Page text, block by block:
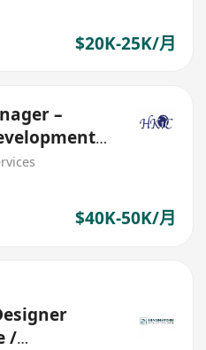
$20K-25K/月
–
$40K-50K/月
/